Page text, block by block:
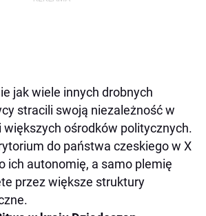
jak wiele innych drobnych
stracili swoją niezależność w
ośrodków politycznych.
do państwa czeskiego w X
ich autonomię, a samo plemię
przez większe struktury